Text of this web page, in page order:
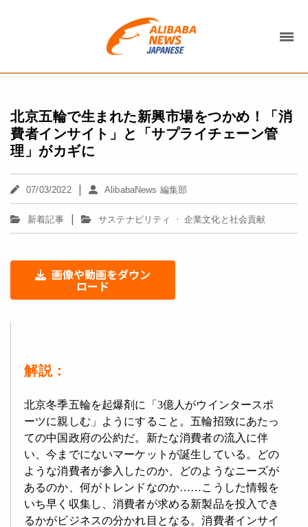
北京五輪で生まれた新興市場をつかめ！「消
費者インサイト」と「サプライチェーン管
理」がカギに
07/03/2022 | AlibabaNews 編集部
新着記事 | サステナビリティ · 企業文化と社会貢献
画像や動画をダウン
ロード
解説：
北京冬季五輪を起爆剤に「3億人がウインタースポ
ーツに親しむ」ようにすること。五輪招致にあたっ
ての中国政府の公約だ。新たな消費者の流入に伴
い、今までにないマーケットが誕生している。どの
ような消費者が参入したのか、どのようなニーズが
あるのか、何がトレンドなのか……こうした情報を
いち早く収集し、消費者が求める新製品を投入でき
るかがビジネスの分かれ目となる。消費者インサイ